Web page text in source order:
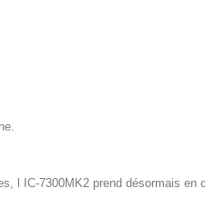
l IC-7300MK2 prend désormais en